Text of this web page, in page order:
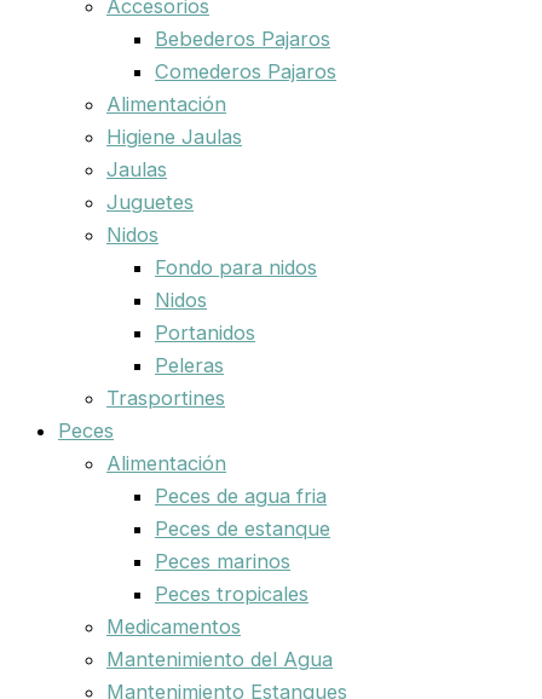
Accesorios
Bebederos Pajaros
Comederos Pajaros
Alimentación
Higiene Jaulas
Jaulas
Juguetes
Nidos
Fondo para nidos
Nidos
Portanidos
Peleras
Trasportines
Peces
Alimentación
Peces de agua fria
Peces de estanque
Peces marinos
Peces tropicales
Medicamentos
Mantenimiento del Agua
Mantenimiento Estanques